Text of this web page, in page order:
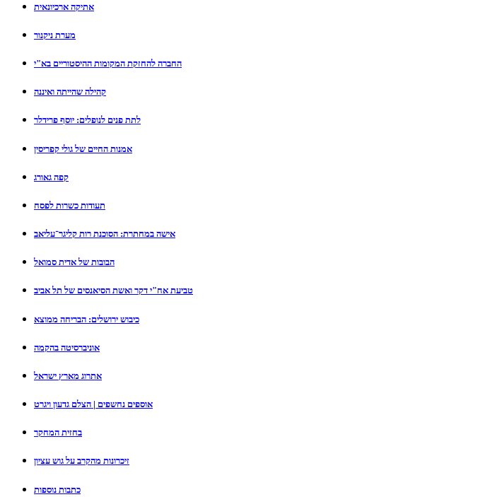
אתיקה ארכיונאית
מערת ניקנור
החברה להחזקת המקומות ההיסטוריים בא"י
קהילה שהייתה ואיננה
לתת פנים לנופלים: יוסף פרידלר
אמנות החיים של גולי קפריסין
קפה גאורג
תעודות כשרות לפסח
אישה במחתרת: הסוכנת רות קליגר־עליאב
הבובות של אדית סמואל
טביעת אח"י דקר ואשת הסיאנסים של תל אביב
כיבוש ירושלים: הבריחה ממוצא
אוניברסיטה בהקמה
אתרוג מארץ ישראל
אוספים נחשפים | הצלם גדעון ויגרט
בחזית המחקר
זיכרונות מהקרב על גוש עציון
כתבות נוספות